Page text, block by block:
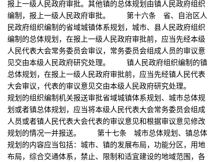
报上一级人民政府审批。其他镇的总体规划由镇人民政府组织
编制，报上一级人民政府审批。 第十六条 省、自治区人
民政府组织编制的省域城镇体系规划，城市、县人民政府组织
编制的总体规划，在报上一级人民政府审批前，应当先经本级
人民代表大会常务委员会审议，常务委员会组成人员的审议意
见交由本级人民政府研究处理。 镇人民政府组织编制的镇
总体规划，在报上一级人民政府审批前，应当先经镇人民代表
大会审议，代表的审议意见交由本级人民政府研究处理。
规划的组织编制机关报送审批省域城镇体系规划、城市总体规
划或者镇总体规划，应当将本级人民代表大会常务委员会组成
人员或者镇人民代表大会代表的审议意见和根据审议意见修改
规划的情况一并报送。 第十七条 城市总体规划、镇总体
规划的内容应当包括：城市、镇的发展布局，功能分区，用地
布局，综合交通体系，禁止、限制和适宜建设的地域范围，各